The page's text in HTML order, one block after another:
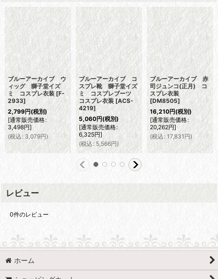
ブルーアーカイブ ウ
ィッグ 獅子堂イズ
ミ コスプレ衣装 [F-
2933]
2,799円(税別)
[通常販売価格:
3,498円]
(税込: 3,079円)
ブルーアーカイブ コ
スプレ靴 獅子堂イズ
ミ コスプレブーツ
コスプレ衣装 [ACS-
4219]
5,060円(税別)
[通常販売価格:
6,325円]
(税込 : 5,566円)
ブルーアーカイブ 赤
司ジュンコ(正月) コ
スプレ衣装
[DM8505]
16,210円(税別)
[通常販売価格:
20,262円]
(税込: 17,831 円)
レビュー
0件のレビュー
ホーム